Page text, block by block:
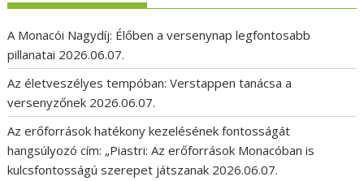
A Monacói Nagydíj: Élőben a versenynap legfontosabb
pillanatai 2026.06.07.
Az életveszélyes tempóban: Verstappen tanácsa a
versenyzőnek 2026.06.07.
Az erőforrások hatékony kezelésének fontosságát
hangsúlyozó cím: „Piastri: Az erőforrások Monacóban is
kulcsfontosságú szerepet játszanak 2026.06.07.